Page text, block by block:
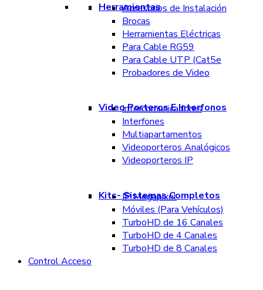
Herramientas
Accesorios de Instalación
Brocas
Herramientas Eléctricas
Para Cable RG59
Para Cable UTP (Cat5e
Probadores de Video
Video Porteros E Interfonos
Intercomunicadores
Interfones
Multiapartamentos
Videoporteros Analógicos
Videoporteros IP
Kits- Sistemas Completos
IP Megapixel
Móviles (Para Vehículos)
TurboHD de 16 Canales
TurboHD de 4 Canales
TurboHD de 8 Canales
Control Acceso